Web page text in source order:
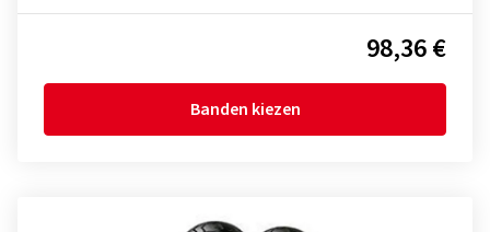
98,36 €
Banden kiezen